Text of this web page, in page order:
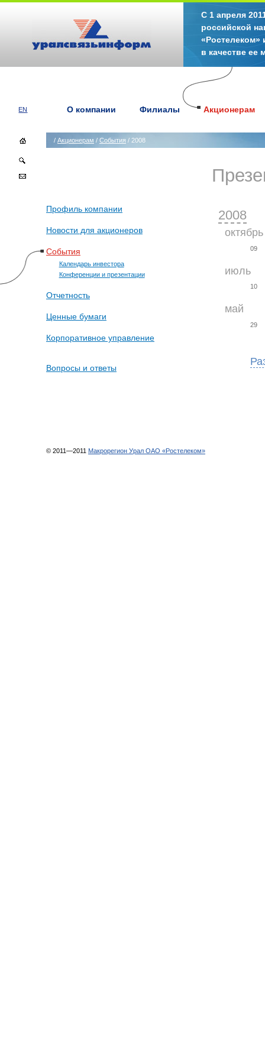
С 1 апреля
российской
«Ростелеком»
в качестве ее
EN О компании Филиалы Акционерам
/ Акционерам / События / 2008
Профиль компании
Новости для акционеров
События
Календарь инвестора
Конференции и презентации
Отчетность
Ценные бумаги
Корпоративное управление
Вопросы и ответы
2008
октябрь
09
июль
10
май
29
© 2011—2011 Макрорегион Урал ОАО «Ростелеком»